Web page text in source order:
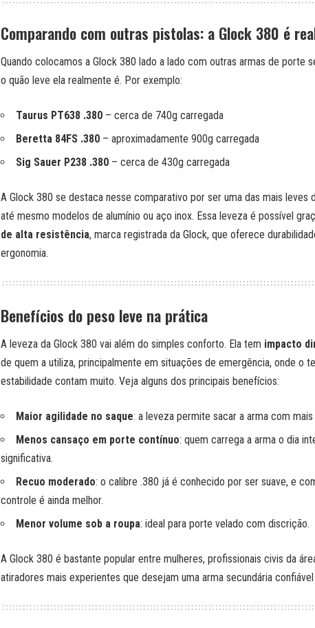
Comparando com outras pistolas: a Glock 380 é
Quando colocamos a Glock 380 lado a lado com outras armas de porte
o quão leve ela realmente é. Por exemplo:
Taurus PT638 .380 – cerca de 740g carregada
Beretta 84FS .380 – aproximadamente 900g carregada
Sig Sauer P238 .380 – cerca de 430g carregada
A Glock 380 se destaca nesse comparativo por ser uma das mais leves
até mesmo modelos de alumínio ou aço inox. Essa leveza é possível
de alta resistência, marca registrada da Glock, que oferece
ergonomia.
Benefícios do peso leve na prática
A leveza da Glock 380 vai além do simples conforto. Ela tem impacto
de quem a utiliza, principalmente em situações de emergência, onde o
estabilidade contam muito. Veja alguns dos principais benefícios:
Maior agilidade no saque: a leveza permite sacar a arma com
Menos cansaço em porte contínuo: quem carrega a arma o dia
significativa.
Recuo moderado: o calibre .380 já é conhecido por ser suave, e
controle é ainda melhor.
Menor volume sob a roupa: ideal para porte velado com discrição.
A Glock 380 é bastante popular entre mulheres, profissionais civis da
atiradores mais experientes que desejam uma arma secundária